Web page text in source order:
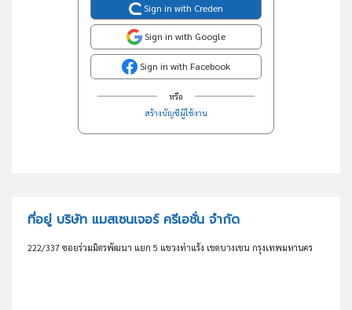
Sign in with Creden
Sign in with Google
Sign in with Facebook
หรือ
สร้างบัญชีผู้ใช้งาน
ที่อยู่ บริษัท แมสเซนเจอร์ ครีเอชั่น จำกัด
222/337 ซอยร่วมมิตรพัฒนา แยก 5 แขวงท่าแร้ง เขตบางเขน กรุงเทพมหานคร